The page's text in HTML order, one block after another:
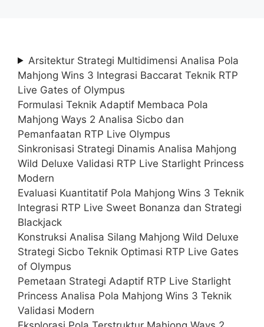
Arsitektur Strategi Multidimensi Analisa Pola
Mahjong Wins 3 Integrasi Baccarat Teknik RTP
Live Gates of Olympus
Formulasi Teknik Adaptif Membaca Pola
Mahjong Ways 2 Analisa Sicbo dan
Pemanfaatan RTP Live Olympus
Sinkronisasi Strategi Dinamis Analisa Mahjong
Wild Deluxe Validasi RTP Live Starlight Princess
Modern
Evaluasi Kuantitatif Pola Mahjong Wins 3 Teknik
Integrasi RTP Live Sweet Bonanza dan Strategi
Blackjack
Konstruksi Analisa Silang Mahjong Wild Deluxe
Strategi Sicbo Teknik Optimasi RTP Live Gates
of Olympus
Pemetaan Strategi Adaptif RTP Live Starlight
Princess Analisa Pola Mahjong Wins 3 Teknik
Validasi Modern